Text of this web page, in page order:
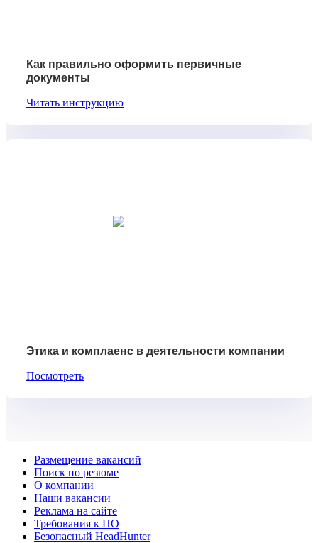
Как правильно оформить первичные
документы
Читать инструкцию
Этика и комплаенс в деятельности компании
Посмотреть
Размещение вакансий
Поиск по резюме
О компании
Наши вакансии
Реклама на сайте
Требования к ПО
Безопасный HeadHunter